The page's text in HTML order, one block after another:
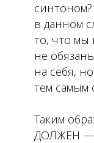
в данном
то, что мы
не
на себя,
тем самым
Таким
ДОЛЖЕН —